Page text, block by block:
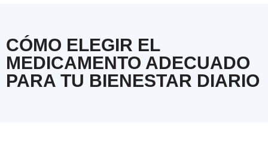
CÓMO ELEGIR EL
MEDICAMENTO ADECUADO
PARA TU BIENESTAR DIARIO